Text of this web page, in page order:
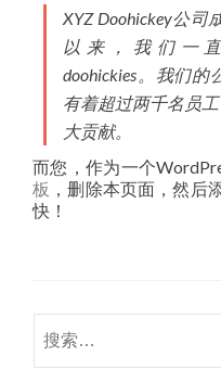
XYZ Doohickey公
以来，我们一
doohickies。我们的
有着超过两千名员
大贡献。
而您，作为一个
板 ，删除本页面，然后
快！
索：